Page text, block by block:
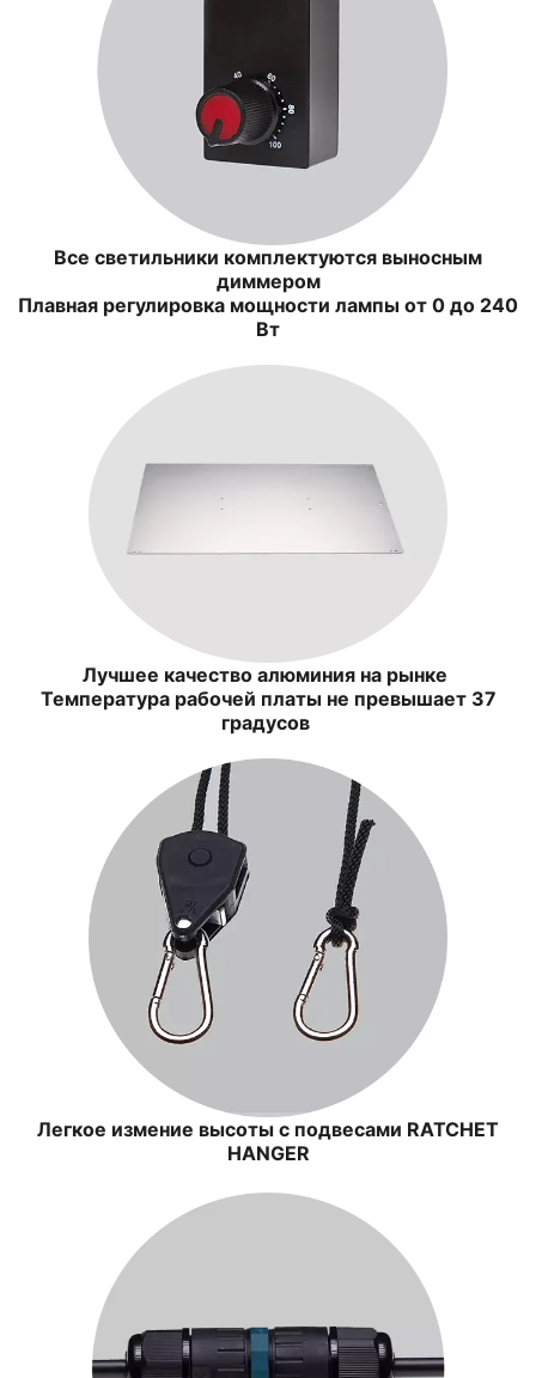
Все светильники комплектуются выносным
диммером
Плавная регулировка мощности лампы от 0 до 240
Вт
Лучшее качество алюминия на рынке
Температура рабочей платы не превышает 37
градусов
Легкое измение высоты с подвесами RATCHET
HANGER